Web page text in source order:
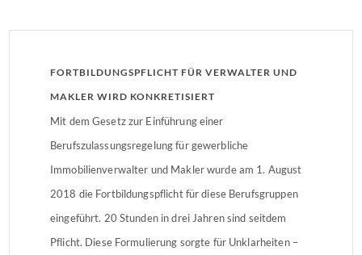
FORTBILDUNGSPFLICHT FÜR VERWALTER UND
MAKLER WIRD KONKRETISIERT
Mit dem Gesetz zur Einführung einer
Berufszulassungsregelung für gewerbliche
Immobilienverwalter und Makler wurde am 1. August
2018 die Fortbildungspflicht für diese Berufsgruppen
eingeführt. 20 Stunden in drei Jahren sind seitdem
Pflicht. Diese Formulierung sorgte für Unklarheiten –